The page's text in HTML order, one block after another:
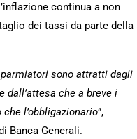
continua a non
dei tassi da parte della
sono attratti dagli
dall’attesa che a breve i
l’obbligazionario”,
Banca Generali.